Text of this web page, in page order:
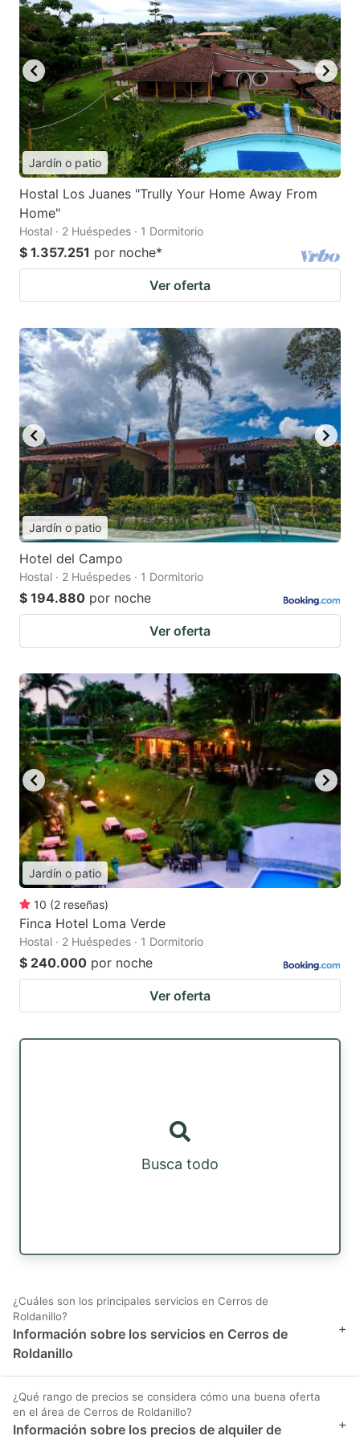
Jardín o patio
Hostal Los Juanes "Trully Your Home Away From
Home"
Hostal · 2 Huéspedes · 1 Dormitorio
$ 1.357.251 por noche*
Ver oferta
Jardín o patio
Hotel del Campo
Hostal · 2 Huéspedes · 1 Dormitorio
$ 194.880 por noche
Ver oferta
Jardín o patio
10 (2 reseñas)
Finca Hotel Loma Verde
Hostal · 2 Huéspedes · 1 Dormitorio
$ 240.000 por noche
Ver oferta
Busca todo
¿Cuáles son los principales servicios en Cerros de
Roldanillo?
Información sobre los servicios en Cerros de
Roldanillo
+
¿Qué rango de precios se considera cómo una buena oferta
en el área de Cerros de Roldanillo?
Información sobre los precios de alquiler de +